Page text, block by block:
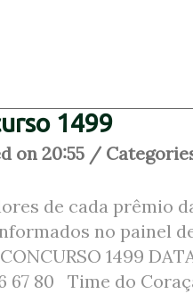
1499
on 20:55 /
de cada prêmio
no painel
1499
67 80 Time do